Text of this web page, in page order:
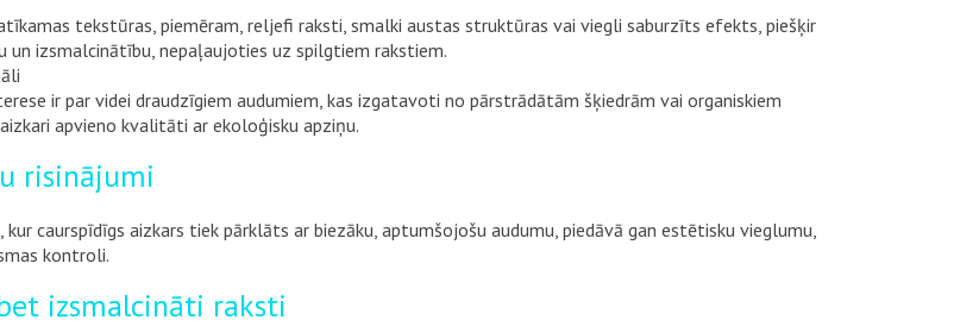
tekstūras, piemēram, reljefi raksti, smalki austas struktūras vai viegli saburzīts efekts, piešķir
un izsmalcinātību, nepaļaujoties uz spilgtiem rakstiem.
ir par videi draudzīgiem audumiem, kas izgatavoti no pārstrādātām šķiedrām vai organiskiem
apvieno kvalitāti ar ekoloģisku apziņu.
risinājumi
kur caurspīdīgs aizkars tiek pārklāts ar biezāku, aptumšojošu audumu, piedāvā gan estētisku vieglumu,
kontroli.
izsmalcināti raksti